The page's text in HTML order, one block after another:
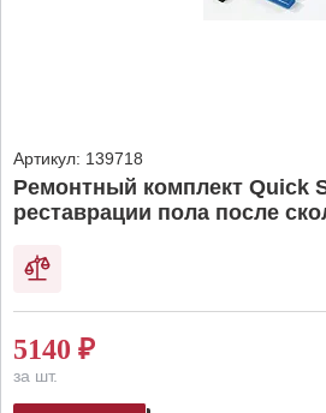
Артикул: 139718
Ремонтный комплект Quick
реставрации пола после
5140 ₽
за шт.